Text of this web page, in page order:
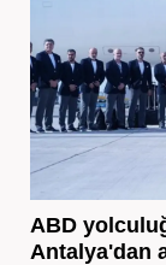
ABD
Antalya'dan